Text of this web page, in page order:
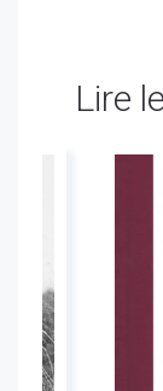
Lire